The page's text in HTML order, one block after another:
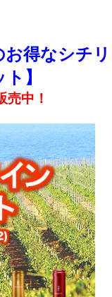
お得なシチリ
】
売中！